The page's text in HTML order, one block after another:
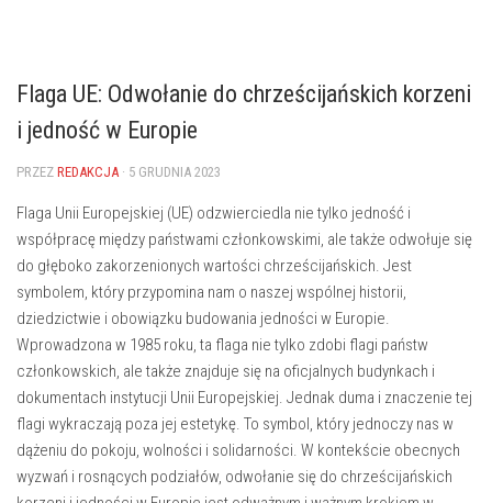
Flaga UE: Odwołanie do chrześcijańskich korzeni
i jedność w Europie
PRZEZ REDAKCJA · 5 GRUDNIA 2023
‍Flaga Unii⁣ Europejskiej (UE) odzwierciedla nie ‍tylko jedność i
współpracę między państwami członkowskimi, ale także odwołuje się
do głęboko zakorzenionych wartości chrześcijańskich. Jest
symbolem, który przypomina nam o naszej wspólnej⁢ historii,
dziedzictwie i‌ obowiązku budowania jedności w Europie.
Wprowadzona w ⁤1985 roku, ta flaga nie tylko zdobi flagi państw
członkowskich, ale ‌także znajduje się na oficjalnych​ budynkach i
dokumentach ⁢instytucji ​Unii‍ Europejskiej. Jednak⁤ duma i znaczenie tej
flagi wykraczają poza jej estetykę. To symbol, który jednoczy nas w
dążeniu do pokoju, wolności i solidarności.⁤ W ⁢kontekście obecnych
wyzwań i ​rosnących ⁢podziałów, odwołanie⁢ się do chrześcijańskich